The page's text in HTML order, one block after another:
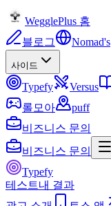
WegglePlus 홈
블로그
Nomad's
사이드
Typefy Versus
롤모아
puff
비즈니스 문의
비즈니스 문의
Typefy
테스트내 결과